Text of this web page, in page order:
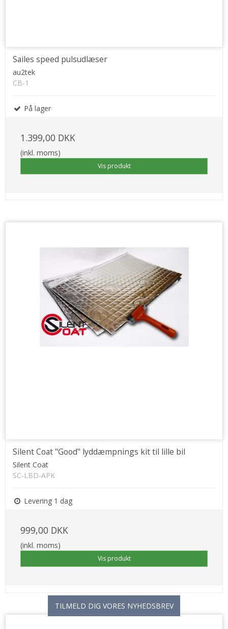
Sailes speed pulsudlæser
au2tek
CB-1
På lager
1.399,00 DKK
(inkl. moms)
Vis produkt
Silent Coat "Good" lyddæmpnings kit til lille bil
Silent Coat
SC-LBD-APK
Levering 1 dag
999,00 DKK
(inkl. moms)
Vis produkt
TILMELD DIG VORES NYHEDSBREV